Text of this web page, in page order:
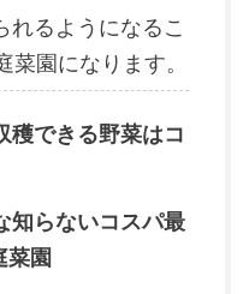
るようになるこ
菜園になります。
できる野菜はコ
知らないコスパ最
菜園